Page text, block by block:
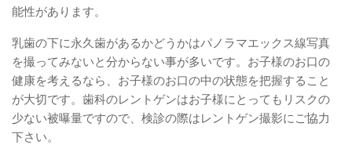
能性があります。
乳歯の下に永久歯があるかどうかはパノラマエックス線写真
を撮ってみないと分からない事が多いです。お子様のお口の
健康を考えるなら、お子様のお口の中の状態を把握すること
が大切です。歯科のレントゲンはお子様にとってもリスクの
少ない被曝量ですので、検診の際はレントゲン撮影にご協力
下さい。